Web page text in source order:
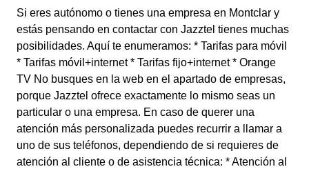
Si eres autónomo o tienes una empresa en Montclar y
estás pensando en contactar con Jazztel tienes muchas
posibilidades. Aquí te enumeramos: * Tarifas para móvil
* Tarifas móvil+internet * Tarifas fijo+internet * Orange
TV No busques en la web en el apartado de empresas,
porque Jazztel ofrece exactamente lo mismo seas un
particular o una empresa. En caso de querer una
atención más personalizada puedes recurrir a llamar a
uno de sus teléfonos, dependiendo de si requieres de
atención al cliente o de asistencia técnica: * Atención al